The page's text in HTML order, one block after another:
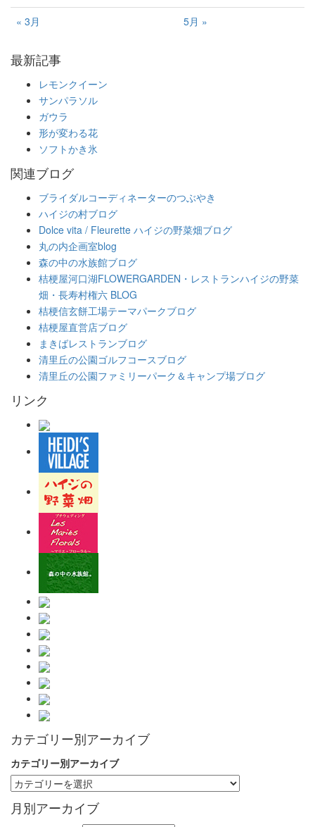
« 3月 5月 »
最新記事
レモンクイーン
サンパラソル
ガウラ
形が変わる花
ソフトかき氷
関連ブログ
ブライダルコーディネーターのつぶやき
ハイジの村ブログ
Dolce vita / Fleurette ハイジの野菜畑ブログ
丸の内企画室blog
森の中の水族館ブログ
桔梗屋河口湖FLOWERGARDEN・レストランハイジの野菜
畑・長寿村権六 BLOG
桔梗信玄餅工場テーマパークブログ
桔梗屋直営店ブログ
まきばレストランブログ
清里丘の公園ゴルフコースブログ
清里丘の公園ファミリーパーク＆キャンプ場ブログ
リンク
カテゴリー別アーカイブ
カテゴリー別アーカイブ
月別アーカイブ